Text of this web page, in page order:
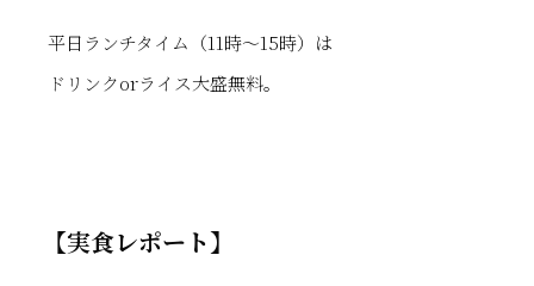
平日ランチタイム（11時～15時）は
ドリンクorライス大盛無料。
【実食レポート】